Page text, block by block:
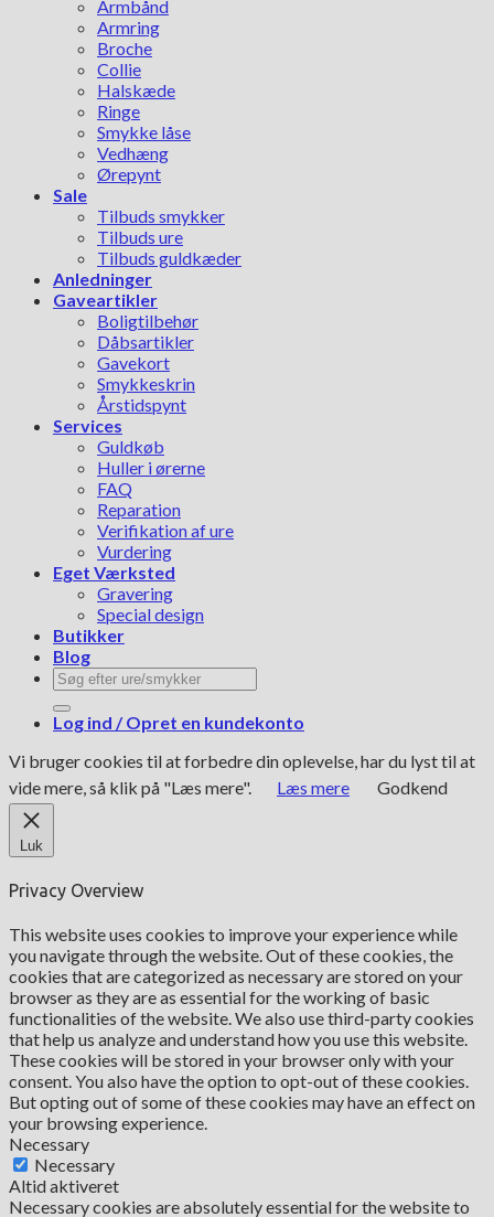
Armbånd
Armring
Broche
Collie
Halskæde
Ringe
Smykke låse
Vedhæng
Ørepynt
Sale
Tilbuds smykker
Tilbuds ure
Tilbuds guldkæder
Anledninger
Gaveartikler
Boligtilbehør
Dåbsartikler
Gavekort
Smykkeskrin
Årstidspynt
Services
Guldkøb
Huller i ørerne
FAQ
Reparation
Verifikation af ure
Vurdering
Eget Værksted
Gravering
Special design
Butikker
Blog
Søg
efter:
Log ind / Opret en kundekonto
Vi bruger cookies til at forbedre din oplevelse, har du lyst til at
vide mere, så klik på "Læs mere".
Læs mere Godkend
Luk
Privacy Overview
This website uses cookies to improve your experience while
you navigate through the website. Out of these cookies, the
cookies that are categorized as necessary are stored on your
browser as they are as essential for the working of basic
functionalities of the website. We also use third-party cookies
that help us analyze and understand how you use this website.
These cookies will be stored in your browser only with your
consent. You also have the option to opt-out of these cookies.
But opting out of some of these cookies may have an effect on
your browsing experience.
Necessary
Necessary
Altid aktiveret
Necessary cookies are absolutely essential for the website to